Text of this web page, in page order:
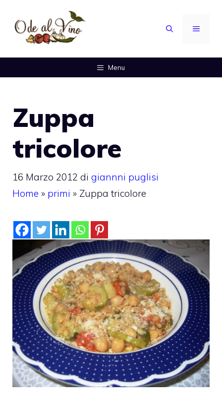
contenuto
MENU
Menu
Zuppa
tricolore
16 Marzo 2012 di giannni puglisi
Home » primi » Zuppa tricolore